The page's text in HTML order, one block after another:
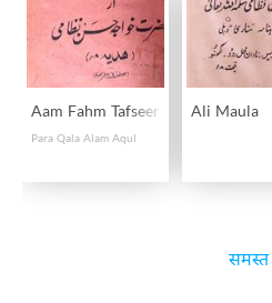
Aam Fahm Tafseer
Para Qala Alam Aqul
Ali Maula
समस्त